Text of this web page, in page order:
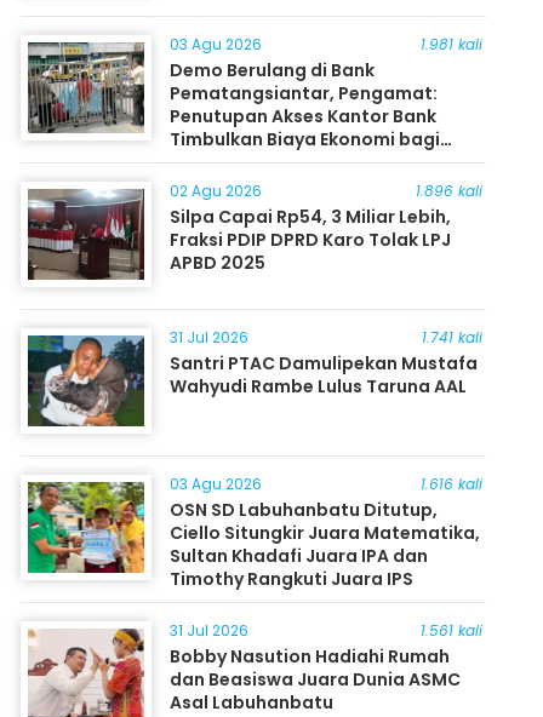
03 Agu 2026 1.981 kali
Demo Berulang di Bank
Pematangsiantar, Pengamat:
Penutupan Akses Kantor Bank
Timbulkan Biaya Ekonomi bagi
Masyarakat
02 Agu 2026 1.896 kali
Silpa Capai Rp54, 3 Miliar Lebih,
Fraksi PDIP DPRD Karo Tolak LPJ
APBD 2025
31 Jul 2026 1.741 kali
Santri PTAC Damulipekan Mustafa
Wahyudi Rambe Lulus Taruna AAL
03 Agu 2026 1.616 kali
OSN SD Labuhanbatu Ditutup,
Ciello Situngkir Juara Matematika,
Sultan Khadafi Juara IPA dan
Timothy Rangkuti Juara IPS
31 Jul 2026 1.561 kali
Bobby Nasution Hadiahi Rumah
dan Beasiswa Juara Dunia ASMC
Asal Labuhanbatu